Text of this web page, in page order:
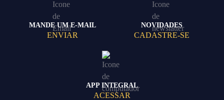
MANDE UM E-MAIL
ENVIAR
NOVIDADES
CADASTRE-SE
APP INTEGRAL
ACESSAR